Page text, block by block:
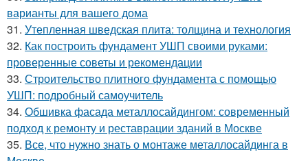
варианты для вашего дома
31. Утепленная шведская плита: толщина и технология
32. Как построить фундамент УШП своими руками:
проверенные советы и рекомендации
33. Строительство плитного фундамента с помощью
УШП: подробный самоучитель
34. Обшивка фасада металлосайдингом: современный
подход к ремонту и реставрации зданий в Москве
35. Все, что нужно знать о монтаже металлосайдинга в